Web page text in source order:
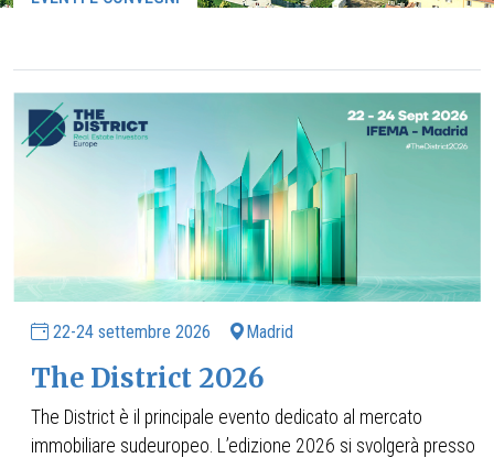
22-24 settembre 2026 Madrid
The District 2026
The District è il principale evento dedicato al mercato
immobiliare sudeuropeo. L’edizione 2026 si svolgerà presso